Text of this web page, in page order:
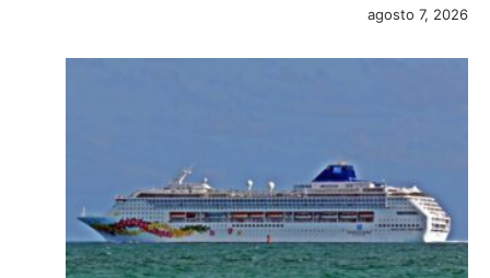
agosto 7, 2026